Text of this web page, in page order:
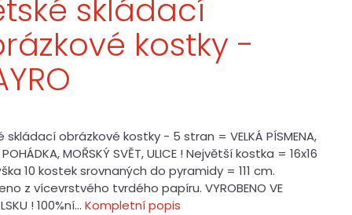
skládací
kostky -
skládací obrázkové kostky - 5 stran = VELKÁ PÍSMENA,
POHÁDKA, MOŘSKÝ SVĚT, ULICE ! Největší kostka = 16x16
10 kostek srovnaných do pyramidy = 111 cm.
z vícevrstvého tvrdého papíru. VYROBENO VE
! 100%ní...Kompletní popis